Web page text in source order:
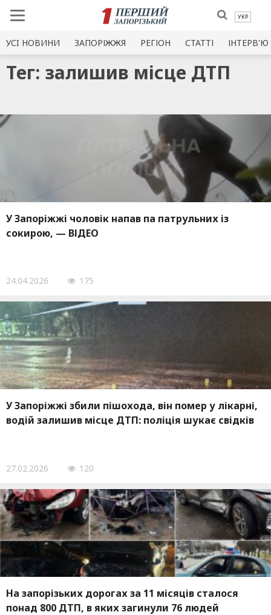
УКР
УСI НОВИНИ ЗАПОРІЖЖЯ РЕГІОН СТАТТІ ІНТЕРВ'Ю
Тег: залишив місце ДТП
У Запоріжжі чоловік напав па патрульних із
сокирою, — ВІДЕО
24.04.2026 175
У Запоріжжі збили пішохода, він помер у лікарні,
водій залишив місце ДТП: поліція шукає свідків
27.02.2026 120
На запорізьких дорогах за 11 місяців сталося
понад 800 ДТП, в яких загинули 76 людей